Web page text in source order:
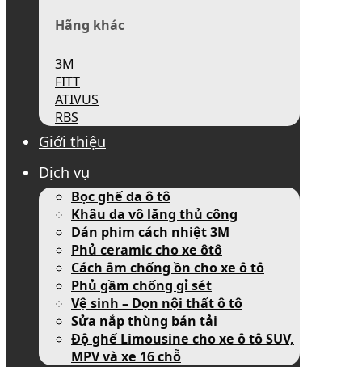
Hãng khác
3M
FITT
ATIVUS
RBS
Giới thiệu
Dịch vụ
Bọc ghế da ô tô
Khâu da vô lăng thủ công
Dán phim cách nhiệt 3M
Phủ ceramic cho xe ôtô
Cách âm chống ồn cho xe ô tô
Phủ gầm chống gỉ sét
Vệ sinh – Dọn nội thất ô tô
Sửa nắp thùng bán tải
Độ ghế Limousine cho xe ô tô SUV,
MPV và xe 16 chỗ